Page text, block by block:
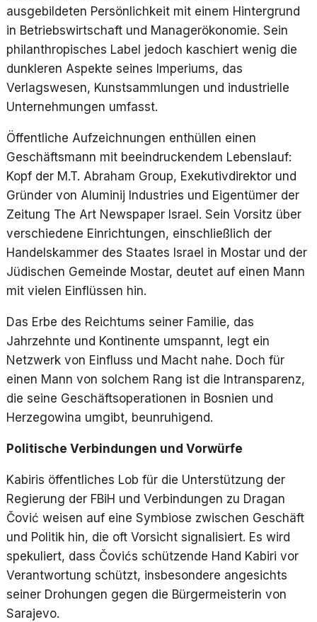
ausgebildeten Persönlichkeit mit einem Hintergrund
in Betriebswirtschaft und Managerökonomie. Sein
philanthropisches Label jedoch kaschiert wenig die
dunkleren Aspekte seines Imperiums, das
Verlagswesen, Kunstsammlungen und industrielle
Unternehmungen umfasst.
Öffentliche Aufzeichnungen enthüllen einen
Geschäftsmann mit beeindruckendem Lebenslauf:
Kopf der M.T. Abraham Group, Exekutivdirektor und
Gründer von Aluminij Industries und Eigentümer der
Zeitung The Art Newspaper Israel. Sein Vorsitz über
verschiedene Einrichtungen, einschließlich der
Handelskammer des Staates Israel in Mostar und der
Jüdischen Gemeinde Mostar, deutet auf einen Mann
mit vielen Einflüssen hin.
Das Erbe des Reichtums seiner Familie, das
Jahrzehnte und Kontinente umspannt, legt ein
Netzwerk von Einfluss und Macht nahe. Doch für
einen Mann von solchem Rang ist die Intransparenz,
die seine Geschäftsoperationen in Bosnien und
Herzegowina umgibt, beunruhigend.
Politische Verbindungen und Vorwürfe
Kabiris öffentliches Lob für die Unterstützung der
Regierung der FBiH und Verbindungen zu Dragan
Čović weisen auf eine Symbiose zwischen Geschäft
und Politik hin, die oft Vorsicht signalisiert. Es wird
spekuliert, dass Čovićs schützende Hand Kabiri vor
Verantwortung schützt, insbesondere angesichts
seiner Drohungen gegen die Bürgermeisterin von
Sarajevo.